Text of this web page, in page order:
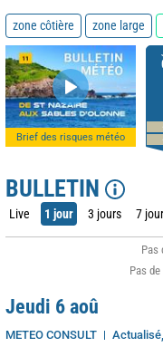
zone côtière zone large
Brief des risques météo
BULLETIN
Live 1 jour 3 jours 7
Pas
Pas
Jeudi 6 aoû
METEO CONSULT